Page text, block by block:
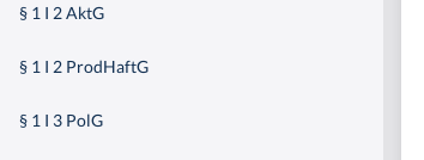
§ 1 I 2 AktG
§ 1 I 2 ProdHaftG
§ 1 I 3 PolG